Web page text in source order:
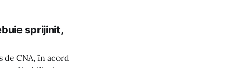
sprijinit,
de CNA, în acord